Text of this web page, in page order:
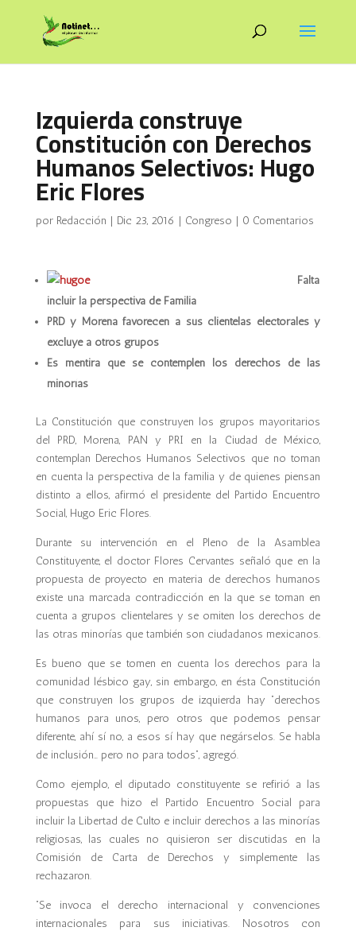
Izquierda construye
Constitución con Derechos
Humanos Selectivos: Hugo
Eric Flores
por Redacción | Dic 23, 2016 | Congreso | 0 Comentarios
Falta
incluir la perspectiva de Familia
PRD y Morena favorecen a sus clientelas electorales y
excluye a otros grupos
Es mentira que se contemplen los derechos de las
minorías
La Constitución que construyen los grupos mayoritarios
del PRD, Morena, PAN y PRI en la Ciudad de México,
contemplan Derechos Humanos Selectivos que no toman
en cuenta la perspectiva de la familia y de quienes piensan
distinto a ellos, afirmó el presidente del Partido Encuentro
Social, Hugo Eric Flores.
Durante su intervención en el Pleno de la Asamblea
Constituyente, el doctor Flores Cervantes señaló que en la
propuesta de proyecto en materia de derechos humanos
existe una marcada contradicción en la que se toman en
cuenta a grupos clientelares y se omiten los derechos de
las otras minorías que también son ciudadanos mexicanos.
Es bueno que se tomen en cuenta los derechos para la
comunidad lésbico gay, sin embargo, en ésta Constitución
que construyen los grupos de izquierda hay “derechos
humanos para unos, pero otros que podemos pensar
diferente, ahí sí no, a esos sí hay que negárselos. Se habla
de inclusión… pero no para todos”, agregó.
Como ejemplo, el diputado constituyente se refirió a las
propuestas que hizo el Partido Encuentro Social para
incluir la Libertad de Culto e incluir derechos a las minorías
religiosas, las cuales no quisieron ser discutidas en la
Comisión de Carta de Derechos y simplemente las
rechazaron.
“Se invoca el derecho internacional y convenciones
internacionales para sus iniciativas. Nosotros con